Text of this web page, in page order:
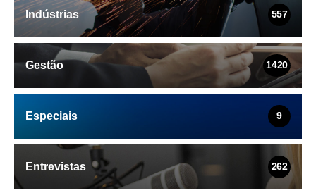
Indústrias 557
Gestão 1420
Especiais 9
Entrevistas 262